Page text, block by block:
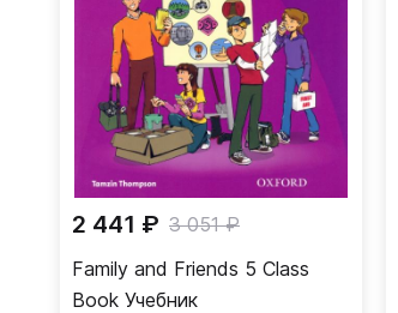
2 441 ₽ 3 051 ₽
Family and Friends 5 Class
Book Учебник